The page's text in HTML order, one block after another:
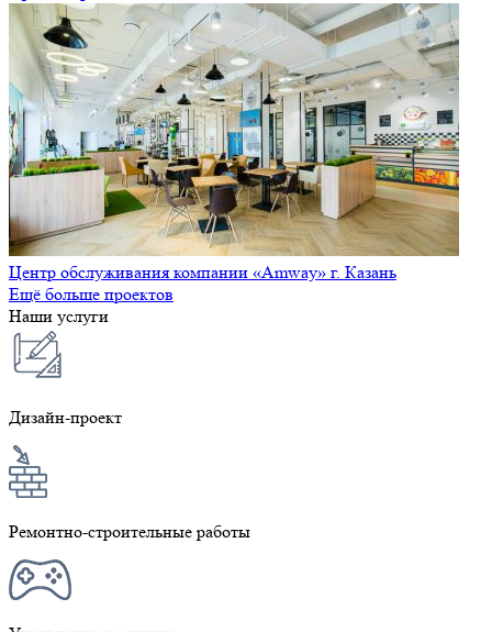
Центр обслуживания компании «Amway» г. Казань
Ещё больше проектов
Наши услуги
Дизайн-проект
Ремонтно-строительные работы